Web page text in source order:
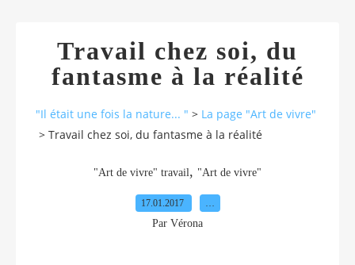
Travail chez soi, du
fantasme à la réalité
"Il était une fois la nature... " > La page "Art de vivre"
> Travail chez soi, du fantasme à la réalité
"Art de vivre" travail , "Art de vivre"
17.01.2017
Par Vérona